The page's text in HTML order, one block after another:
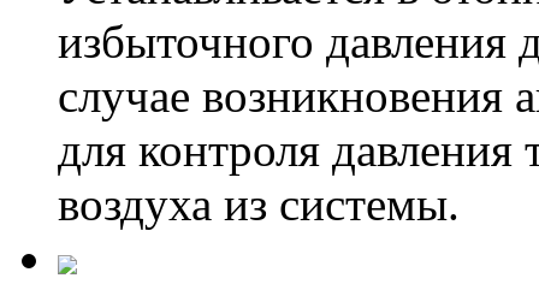
избыточного давления
случае возникновения
для контроля давления
воздуха из системы.